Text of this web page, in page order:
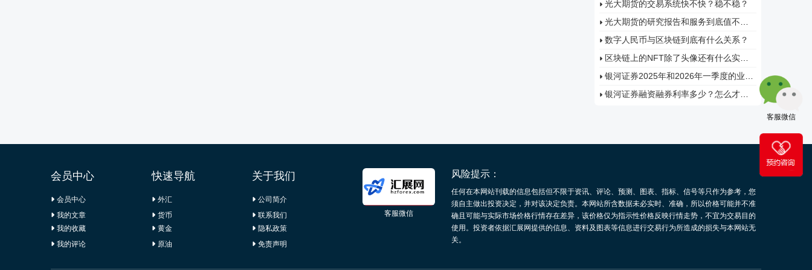
光大期货的交易系统快不快？稳不稳？
光大期货的研究报告和服务到底值不值
得看？
数字人民币与区块链到底有什么关系？
区块链上的NFT除了头像还有什么实际
价值？
银河证券2025年和2026年一季度的业绩
到底怎么样？
银河证券融资融券利率多少？怎么才能
会员中心
会员中心
我的文章
我的收藏
我的评论
快速导航
外汇
货币
黄金
原油
关于我们
公司简介
联系我们
隐私政策
免责声明
客服微信
风险提示：
任何在本网站刊载的信息包括但不限于资讯、评论、预测、图表、指标、信号等只作为参考，您
须自主做出投资决定，并对该决定负责。本网站所含数据未必实时、准确，所以价格可能并不准
确且可能与实际市场价格行情存在差异，该价格仅为指示性价格反映行情走势，不宜为交易目的
使用。投资者依据汇展网提供的信息、资料及图表等信息进行交易行为所造成的损失与本网站无
关。
客服微信